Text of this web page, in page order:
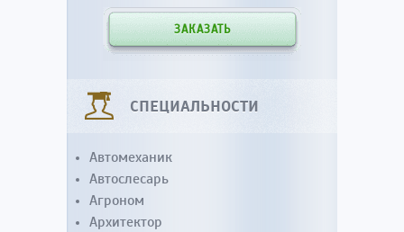
ЗАКАЗАТЬ
СПЕЦИАЛЬНОСТИ
Автомеханик
Автослесарь
Агроном
Архитектор